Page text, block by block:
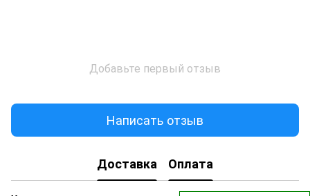
Добавьте первый отзыв
Написать отзыв
Доставка Оплата